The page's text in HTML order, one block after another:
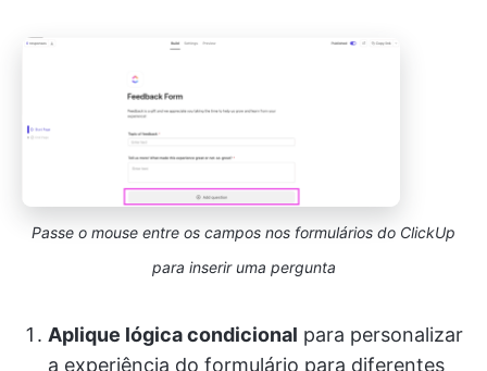
Passe o mouse entre os campos nos formulários do ClickUp
para inserir uma pergunta
Aplique lógica condicional para personalizar
a experiência do formulário para diferentes